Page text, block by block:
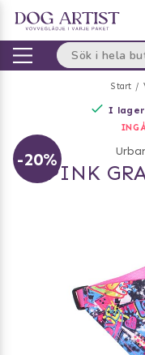
Start
I
-20%
PINK